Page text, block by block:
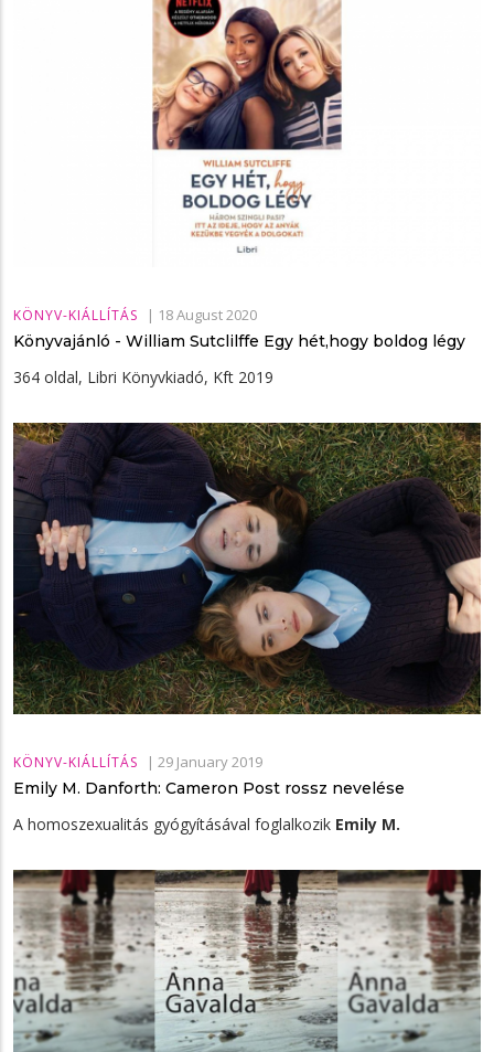
KÖNYV-KIÁLLÍTÁS | 18 August 2020
Könyvajánló - William Sutclilffe Egy hét,hogy boldog légy
364 oldal, Libri Könyvkiadó, Kft 2019
KÖNYV-KIÁLLÍTÁS | 29 January 2019
Emily M. Danforth: Cameron Post rossz nevelése
A homoszexualitás gyógyításával foglalkozik Emily M.